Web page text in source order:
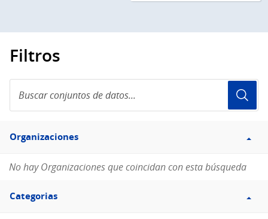
Filtros
conjuntos
de
Filtro
Organizaciones
Organizaciones
No hay Organizaciones que coincidan con esta búsqueda
Filtro
Categorias
Categorias